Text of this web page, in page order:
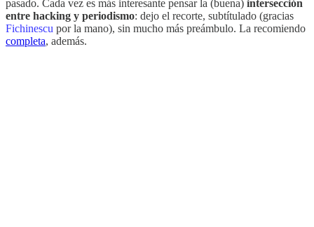
pasado. Cada vez es más interesante pensar la (buena) intersección
entre hacking y periodismo: dejo el recorte, subtítulado (gracias
Fichinescu por la mano), sin mucho más preámbulo. La recomiendo
completa, además.